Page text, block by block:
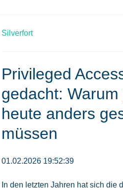
Silverfort
Privileged
gedacht:
heute anders
müssen
01.02.2026 19:52:39
In den letzten Jahren hat sich die